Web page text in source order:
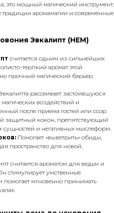
это мощный магический инструмент,
традиции аромамагии и современные
Эвкалипт (HEM)
считается одним из сильнейших
терпкий аромат этой
прочный магический барьер.
рассеивает застоявшуюся
воздействий и
после приема гостей или ссор.
защитный кокон, препятствующий
и негативных мыслеформ.
Помогает «выветрить» обиды,
пространство для новой,
считается ароматом для ведьм и
стимулирует умственные
помогает мгновенно принимать